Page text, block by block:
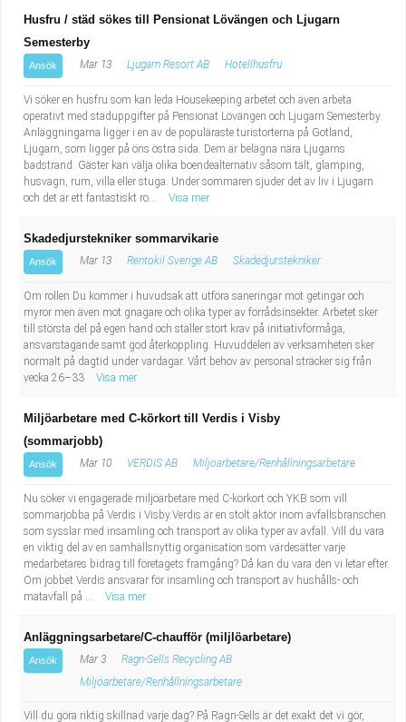
Husfru / städ sökes till Pensionat Lövängen och Ljugarn
Semesterby
Ansök Mar 13 Ljugarn Resort AB Hotellhusfru
Vi söker en husfru som kan leda Housekeeping arbetet och även arbeta
operativt med städuppgifter på Pensionat Lövängen och Ljugarn Semesterby.
Anläggningarna ligger i en av de populäraste turistorterna på Gotland,
Ljugarn, som ligger på öns östra sida. Dem är belägna nära Ljugarns
badstrand. Gäster kan välja olika boendealternativ såsom tält, glamping,
husvagn, rum, villa eller stuga. Under sommaren sjuder det av liv i Ljugarn
och det är ett fantastiskt ro...
Visa mer
Skadedjurstekniker sommarvikarie
Ansök Mar 13 Rentokil Sverige AB Skadedjurstekniker
Om rollen Du kommer i huvudsak att utföra saneringar mot getingar och
myror men även mot gnagare och olika typer av förrådsinsekter. Arbetet sker
till största del på egen hand och ställer stort krav på initiativförmåga,
ansvarstagande samt god återkoppling. Huvuddelen av verksamheten sker
normalt på dagtid under vardagar. Vårt behov av personal sträcker sig från
vecka 26–33
Visa mer
Miljöarbetare med C-körkort till Verdis i Visby
(sommarjobb)
Ansök Mar 10 VERDIS AB Miljöarbetare/Renhållningsarbetare
Nu söker vi engagerade miljöarbetare med C-körkort och YKB som vill
sommarjobba på Verdis i Visby.Verdis är en stolt aktör inom avfallsbranschen
som sysslar med insamling och transport av olika typer av avfall. Vill du vara
en viktig del av en samhällsnyttig organisation som värdesätter varje
medarbetares bidrag till företagets framgång? Då kan du vara den vi letar efter.
Om jobbet Verdis ansvarar för insamling och transport av hushålls- och
matavfall på ...
Visa mer
Anläggningsarbetare/C-chaufför (miljlöarbetare)
Ansök Mar 3
Ragn-Sells Recycling AB
Miljöarbetare/Renhållningsarbetare
Vill du göra riktig skillnad varje dag? På Ragn-Sells är det exakt det vi gör,